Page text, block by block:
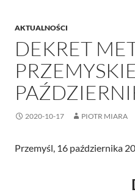
AKTUALNOŚCI
DEKRET
2020-10-17 PIOTR MIARA
Przemyśl, 16 października